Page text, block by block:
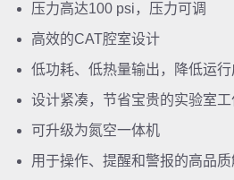
压力高达100 psi，压力可调
高效的CAT腔室设计
低功耗、低热量输出，降低运
设计紧凑，节省宝贵的实验室工
可升级为氮空一体机
用于操作、提醒和警报的高品